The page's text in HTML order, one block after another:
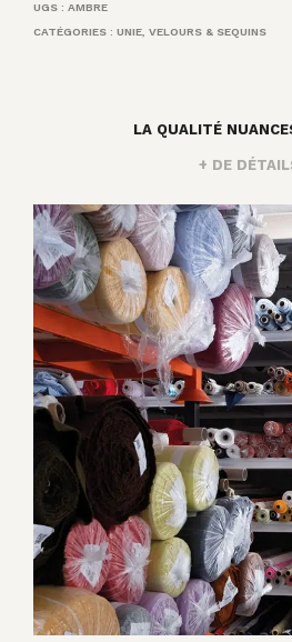
UGS : AMBRE
CATÉGORIES : UNIE, VELOURS & SEQUINS
LA QUALITÉ
+ DE